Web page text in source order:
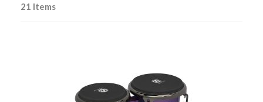
21 Items